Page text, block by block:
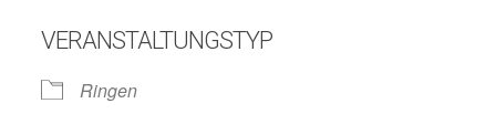
VERANSTALTUNGSTYP
Ringen